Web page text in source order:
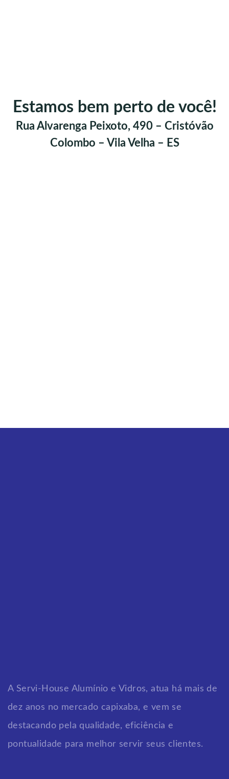
Estamos bem perto de você!
Rua Alvarenga Peixoto, 490 – Cristóvão
Colombo – Vila Velha – ES
A Servi-House Alumínio e Vidros, atua há mais de
dez anos no mercado capixaba, e vem se
destacando pela qualidade, eficiência e
pontualidade para melhor servir seus clientes.